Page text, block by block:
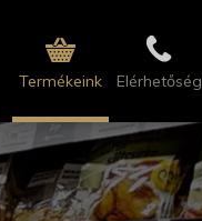
Termékeink Elérhetőség